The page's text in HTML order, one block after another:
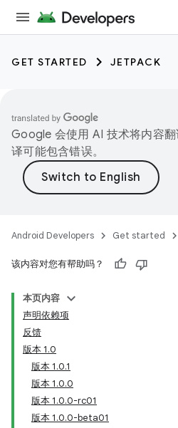
GET STARTED JETPACK
Google 会使用 AI 技术将内容
译可能包含错误。
Android Developers Get started
该内容对您有帮助吗？
本页内容
声明依赖项
反馈
版本 1.0
版本 1.0.1
版本 1.0.0
版本 1.0.0-rc01
版本 1.0.0-beta01